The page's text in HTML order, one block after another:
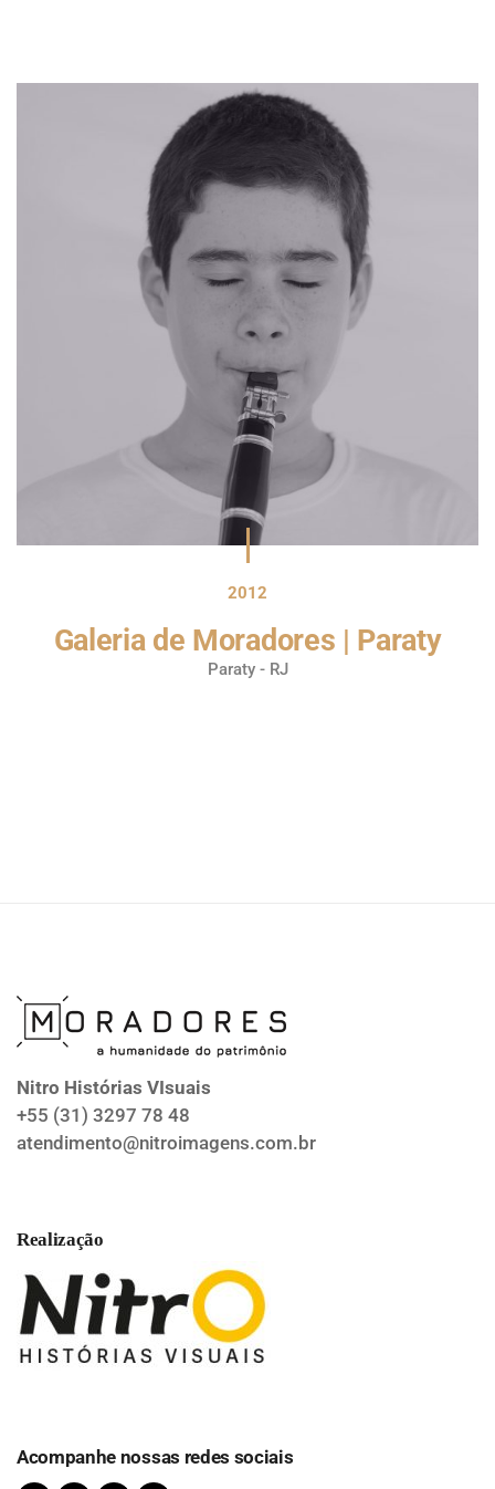
2012
Galeria de Moradores | Paraty
Paraty - RJ
Nitro Histórias VIsuais
+55 (31) 3297 78 48
atendimento@nitroimagens.com.br
Realização
Acompanhe nossas redes sociais